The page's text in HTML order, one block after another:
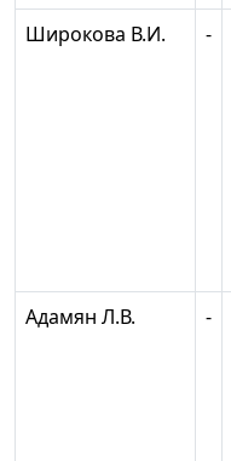
Широкова В.И.
-
Адамян Л.В.
-